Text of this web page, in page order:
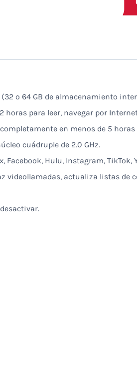
o 64 GB de almacenamiento
para leer, navegar por
en menos de 5
cuádruple de 2.0 GHz.
Hulu, Instagram, TikTok,
videollamadas, actualiza listas